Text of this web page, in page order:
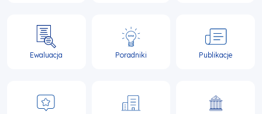
Ewaluacja Poradniki Publikacje